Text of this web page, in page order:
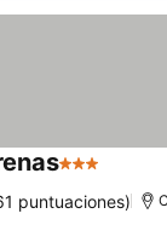
3 Estrellas
puntuaciones)